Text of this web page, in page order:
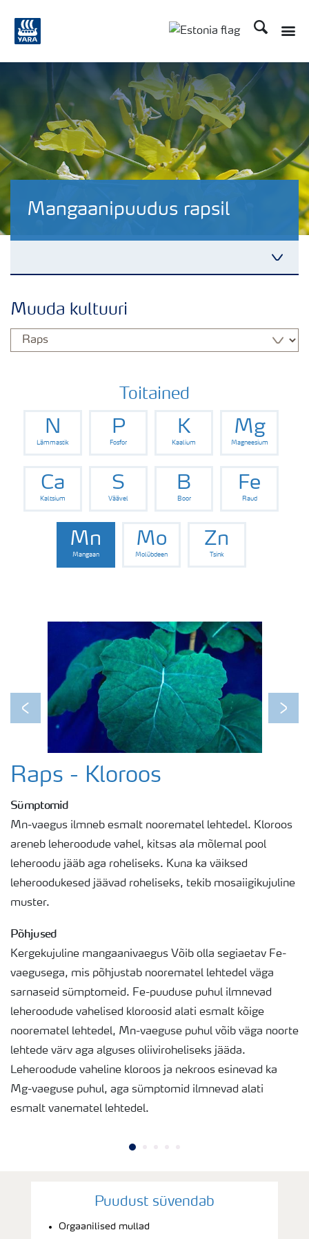
Otsi
Mangaanipuudus rapsil
Rapsi saak
Rapsi puudushaigused
Väetamisprogrammid
Keskkonnahoid
Muuda kultuuri
Toitained
N
Lämmastik
P
Fosfor
K
Kaalium
Mg
Magneesium
Ca
Kaltsium
S
Väävel
B
Boor
Fe
Raud
Mn
Mangaan
Mo
Molübdeen
Zn
Tsink
Previous Next
Raps - Kloroos
Sümptomid
Mn-vaegus ilmneb esmalt noorematel lehtedel. Kloroos
areneb leheroodude vahel, kitsas ala mõlemal pool
leheroodu jääb aga roheliseks. Kuna ka väiksed
leheroodukesed jäävad roheliseks, tekib mosaiigikujuline
muster.
Põhjused
Kergekujuline mangaanivaegus Võib olla segiaetav Fe-
vaegusega, mis põhjustab noorematel lehtedel väga
sarnaseid sümptomeid. Fe-puuduse puhul ilmnevad
leheroodude vahelised kloroosid alati esmalt kõige
noorematel lehtedel, Mn-vaeguse puhul võib väga noorte
lehtede värv aga alguses oliiviroheliseks jääda.
Leheroodude vaheline kloroos ja nekroos esinevad ka
Mg-vaeguse puhul, aga sümptomid ilmnevad alati
esmalt vanematel lehtedel.
Puudust süvendab
Orgaanilised mullad